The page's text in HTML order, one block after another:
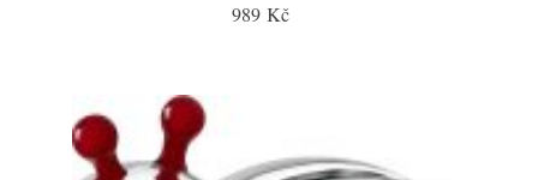
989 Kč